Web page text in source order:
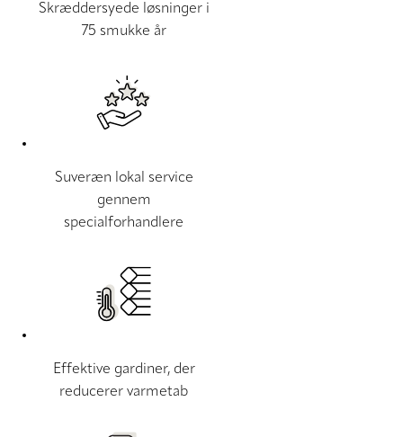
Skræddersyede løsninger i
75 smukke år
Suveræn lokal service
gennem
specialforhandlere
Effektive gardiner, der
reducerer varmetab